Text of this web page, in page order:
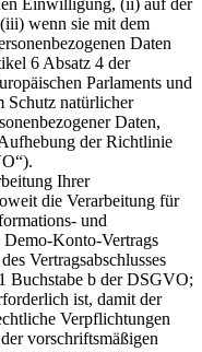
Einwilligung, (ii) auf der
wenn sie mit dem
Daten
6 Absatz 4 der
Parlaments und
Schutz natürlicher
Daten,
der Richtlinie
Ihrer
die Verarbeitung für
und
Demo-Konto-Vertrags
Vertragsabschlusses
Buchstabe b der DSGVO;
ist, damit der
Verpflichtungen
vorschriftsmäßigen